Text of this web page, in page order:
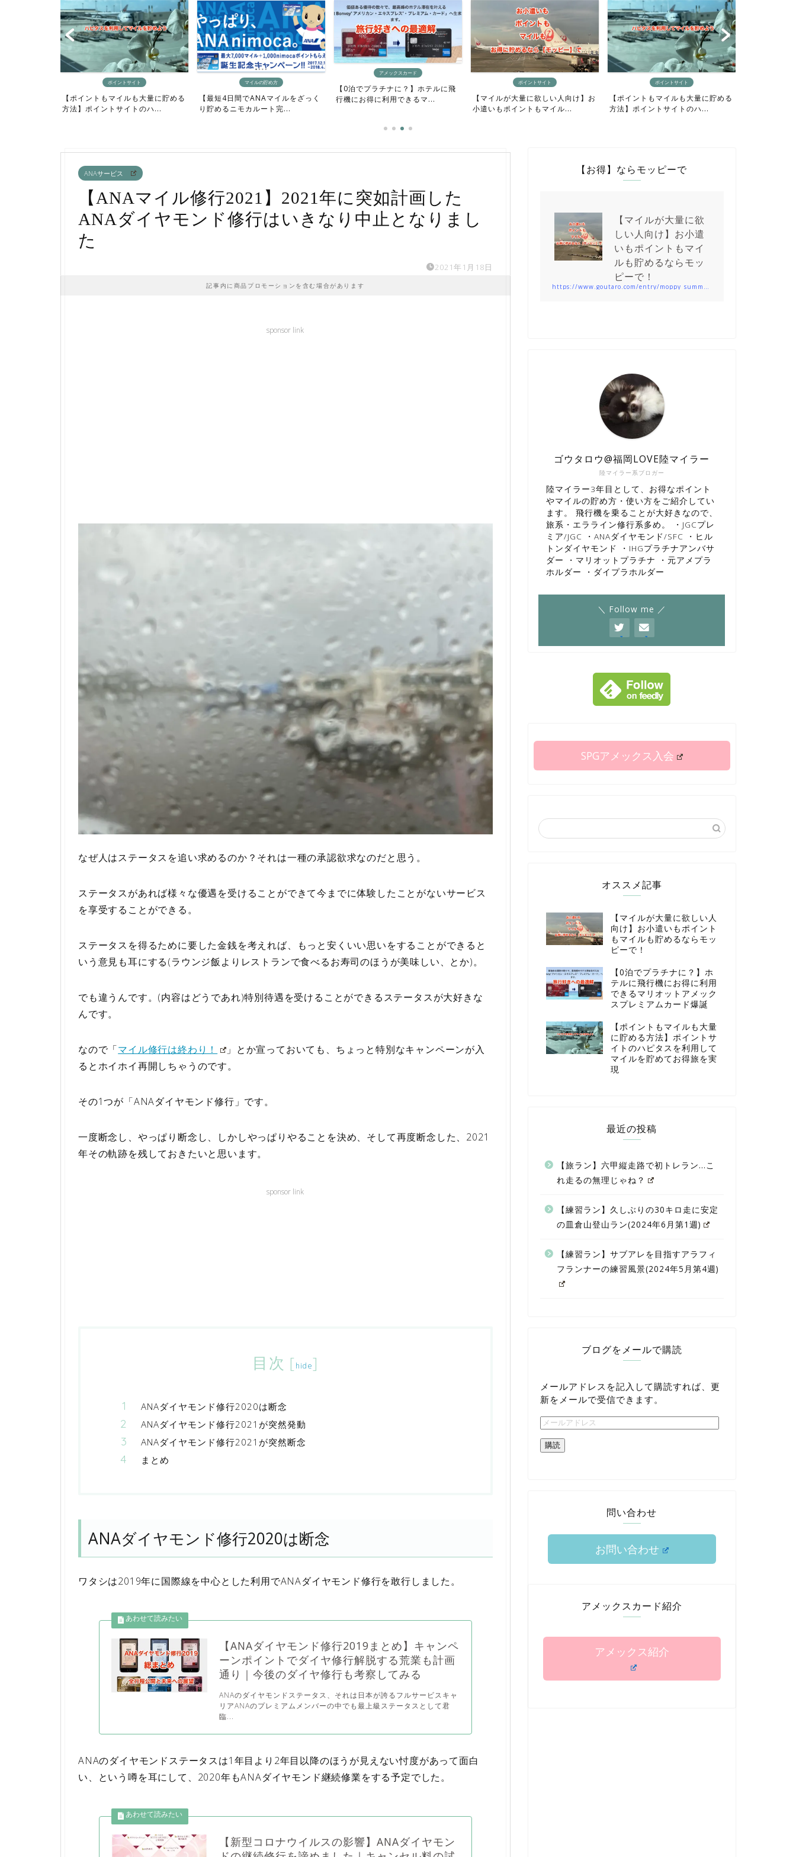
ルも大量に貯める
マイルの貯め方
【最短4日間でANAマイルをざっく
り貯めるニモカルート完...
アメックスカード
【0泊でプラチナに？】ホテルに飛
行機にお得に利用できるマ...
【マイルが大量に欲しい人向け】お
ポイントサイト
【ポイントもマイルも大量に貯める
方法】ポイントサイトのハ...
マイルの貯め方
【最短4日間でANAマイルをざっく
り貯めるニモカルート完...
ANAサービス
【ANAマイル修行2021】2021年に突如計画した
ANAダイヤモンド修行はいきなり中止となりまし
た
2021年1月18日
記事内に商品プロモーションを含む場合があります
sponsor link
なぜ人はステータスを追い求めるのか？それは一種の承認欲求なのだと思う。
ステータスがあれば様々な優遇を受けることができて今までに体験したことがないサービス
を享受することができる。
ステータスを得るために要した金銭を考えれば、もっと安くいい思いをすることができると
いう意見も耳にする(ラウンジ飯よりレストランで食べるお寿司のほうが美味しい、とか)。
でも違うんです。(内容はどうであれ)特別待遇を受けることができるステータスが大好きな
んです。
なので「マイル修行は終わり！
」とか宣っておいても、ちょっと特別なキャンペーンが入
るとホイホイ再開しちゃうのです。
その1つが「ANAダイヤモンド修行」です。
一度断念し、やっぱり断念し、しかしやっぱりやることを決め、そして再度断念した、2021
年その軌跡を残しておきたいと思います。
sponsor link
目次 [hide]
ANAダイヤモンド修行2020は断念
ANAダイヤモンド修行2021が突然発動
ANAダイヤモンド修行2021が突然断念
まとめ
ANAダイヤモンド修行2020は断念
ワタシは2019年に国際線を中心とした利用でANAダイヤモンド修行を敢行しました。
【ANAダイヤモンド修行2019まとめ】キャンペ
ーンポイントでダイヤ修行解脱する荒業も計画
通り｜今後のダイヤ修行も考察してみる
ANAのダイヤモンドステータス、それは日本が誇るフルサービスキャ
リアANAのプレミアムメンバーの中でも最上級ステータスとして君
臨...
ANAのダイヤモンドステータスは1年目より2年目以降のほうが見えない忖度があって面白
い、という噂を耳にして、2020年もANAダイヤモンド継続修業をする予定でした。
【新型コロナウイルスの影響】ANAダイヤモン
【お得】ならモッピーで
【マイルが大量に欲
しい人向け】お小遣
いもポイントもマイ
ルも貯めるならモッ
ピーで！
https://www.goutaro.com/entry/moppy_summary201912
陸マイラー系ブロガー
ゴウタロウ@福岡LOVE陸マイラー
陸マイラー3年目として、お得なポイント
やマイルの貯め方・使い方をご紹介してい
ます。 飛行機を乗ることが大好きなので、
旅系・エラライン修行系多め。 ・JGCプレ
ミア/JGC ・ANAダイヤモンド/SFC ・ヒル
トンダイヤモンド ・IHGプラチナアンバサ
ダー ・マリオットプラチナ ・元アメプラ
ホルダー ・ダイプラホルダー
＼ Follow me ／
SPGアメックス入会
オススメ記事
【マイルが大量に欲しい人
向け】お小遣いもポイント
もマイルも貯めるならモッ
ピーで！
【0泊でプラチナに？】ホ
テルに飛行機にお得に利用
できるマリオットアメック
スプレミアムカード爆誕
【ポイントもマイルも大量
に貯める方法】ポイントサ
イトのハピタスを利用して
マイルを貯めてお得旅を実
現
最近の投稿
【旅ラン】六甲縦走路で初トレラン…こ
れ走るの無理じゃね？
【練習ラン】久しぶりの30キロ走に安定
の皿倉山登山ラン(2024年6月第1週)
【練習ラン】サブアレを目指すアラフィ
フランナーの練習風景(2024年5月第4週)
ブログをメールで購読
メールアドレスを記入して購読すれば、更
新をメールで受信できます。
購読
問い合わせ
お問い合わせ
アメックスカード紹介
アメックス紹介